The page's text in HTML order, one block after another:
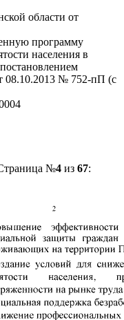
области от
программу
населения в
08.10.2013 № 752-пП (с
№4из 67: